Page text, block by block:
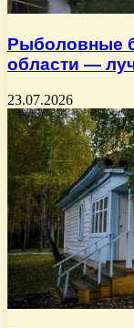
Рыболовные
области —
23.07.2026